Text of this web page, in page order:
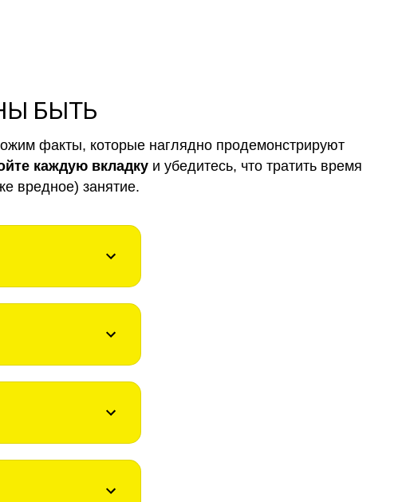
БЫТЬ
факты, которые наглядно продемонстрируют
каждую вкладку и убедитесь, что тратить время
вредное) занятие.